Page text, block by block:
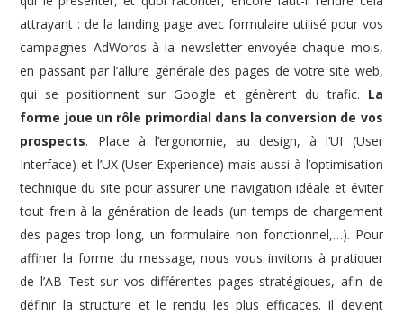
attrayant : de la landing page avec formulaire utilisé pour vos
campagnes AdWords à la newsletter envoyée chaque mois,
en passant par l’allure générale des pages de votre site web,
qui se positionnent sur Google et génèrent du trafic. La
forme joue un rôle primordial dans la conversion de vos
prospects. Place à l’ergonomie, au design, à l’UI (User
Interface) et l’UX (User Experience) mais aussi à l’optimisation
technique du site pour assurer une navigation idéale et éviter
tout frein à la génération de leads (un temps de chargement
des pages trop long, un formulaire non fonctionnel,…). Pour
affiner la forme du message, nous vous invitons à pratiquer
de l’AB Test sur vos différentes pages stratégiques, afin de
définir la structure et le rendu les plus efficaces. Il devient